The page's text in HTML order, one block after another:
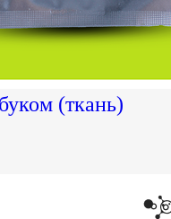
(ткань)